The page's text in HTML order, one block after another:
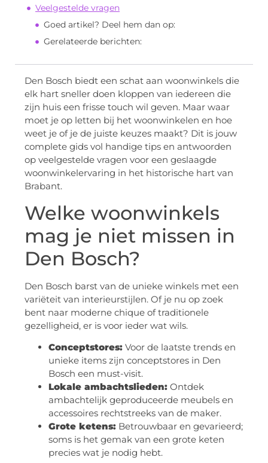
Veelgestelde vragen
Goed artikel? Deel hem dan op:
Gerelateerde berichten:
Den Bosch biedt een schat aan woonwinkels die
elk hart sneller doen kloppen van iedereen die
zijn huis een frisse touch wil geven. Maar waar
moet je op letten bij het woonwinkelen en hoe
weet je of je de juiste keuzes maakt? Dit is jouw
complete gids vol handige tips en antwoorden
op veelgestelde vragen voor een geslaagde
woonwinkelervaring in het historische hart van
Brabant.
Welke woonwinkels
mag je niet missen in
Den Bosch?
Den Bosch barst van de unieke winkels met een
variëteit van interieurstijlen. Of je nu op zoek
bent naar moderne chique of traditionele
gezelligheid, er is voor ieder wat wils.
Conceptstores: Voor de laatste trends en
unieke items zijn conceptstores in Den
Bosch een must-visit.
Lokale ambachtslieden: Ontdek
ambachtelijk geproduceerde meubels en
accessoires rechtstreeks van de maker.
Grote ketens: Betrouwbaar en gevarieerd;
soms is het gemak van een grote keten
precies wat je nodig hebt.